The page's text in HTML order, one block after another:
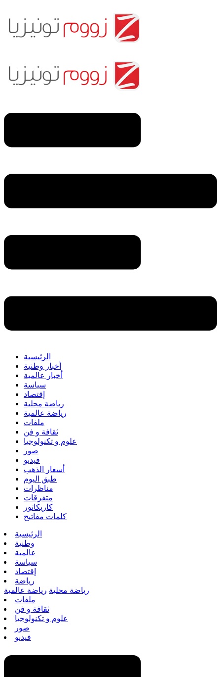
الرئيسية
أخبار وطنية
أخبار عالمية
سياسة
إقتصاد
رياضة محلية
رياضة عالمية
ملفات
ثقافة و فن
علوم و تكنولوجيا
صور
فيديو
أسعار الذهب
طبق اليوم
مناظرات
متفرقات
كاريكاتور
كلمات مفاتيح
الرئيسية
وطنية
عالمية
سياسة
إقتصاد
رياضة
رياضة محلية رياضة عالمية
ملفات
ثقافة و فن
علوم و تكنولوجيا
صور
فيديو